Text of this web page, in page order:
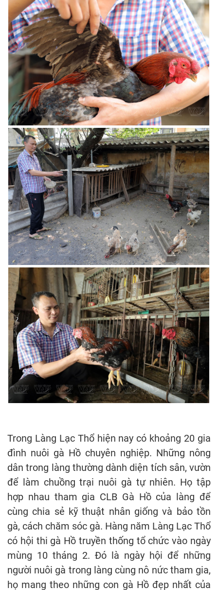
Trong Làng Lạc Thổ hiện nay có khoảng 20 gia
đình nuôi gà Hồ chuyên nghiệp. Những nông
dân trong làng thường dành diện tích sân, vườn
để làm chuồng trại nuôi gà tự nhiên. Họ tập
hợp nhau tham gia CLB Gà Hồ của làng để
cùng chia sẻ kỹ thuật nhân giống và bảo tồn
gà, cách chăm sóc gà. Hàng năm Làng Lạc Thổ
có hội thi gà Hồ truyền thống tổ chức vào ngày
mùng 10 tháng 2. Đó là ngày hội để những
người nuôi gà trong làng cùng nô nức tham gia,
họ mang theo những con gà Hồ đẹp nhất của